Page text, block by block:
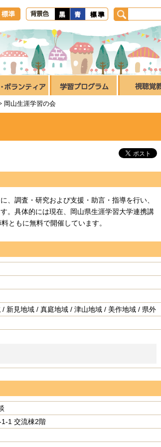
岡山生涯学習の会
、調査・研究および支援・助言・指導を行い、
。具体的には現在、岡山県生涯学習大学連携講
ともに無料で開催しています。
新見地域 / 真庭地域 / 津山地域 / 美作地域 / 県外
1 交流棟2階